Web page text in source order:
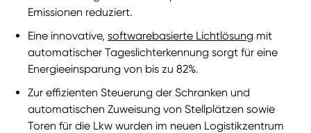
Emissionen reduziert.
Eine innovative, softwarebasierte Lichtlösung mit
automatischer Tageslichterkennung sorgt für eine
Energieeinsparung von bis zu 82%.
Zur effizienten Steuerung der Schranken und
automatischen Zuweisung von Stellplätzen sowie
Toren für die Lkw wurden im neuen Logistikzentrum